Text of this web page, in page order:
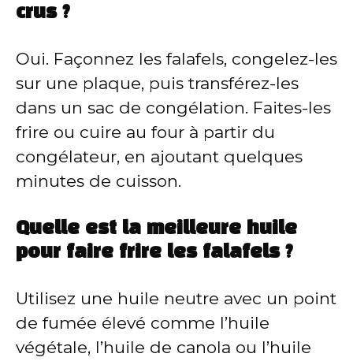
crus ?
Oui. Façonnez les falafels, congelez-les
sur une plaque, puis transférez-les
dans un sac de congélation. Faites-les
frire ou cuire au four à partir du
congélateur, en ajoutant quelques
minutes de cuisson.
Quelle est la meilleure huile
pour faire frire les falafels ?
Utilisez une huile neutre avec un point
de fumée élevé comme l’huile
végétale, l’huile de canola ou l’huile